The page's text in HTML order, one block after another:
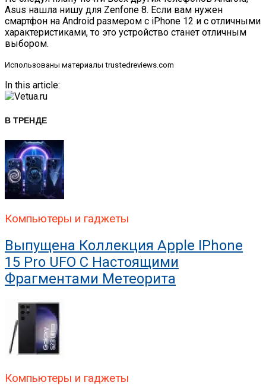
Asus нашла нишу для Zenfone 8. Если вам нужен
смартфон на Android размером с iPhone 12 и с отличными
характеристиками, то это устройство станет отличным
выбором.
Использованы материалы trustedreviews.com
In this article:
В ТРЕНДЕ
Компьютеры и гаджеты
Выпущена Коллекция Apple IPhone
15 Pro UFO С Настоящими
Фрагментами Метеорита
Компьютеры и гаджеты